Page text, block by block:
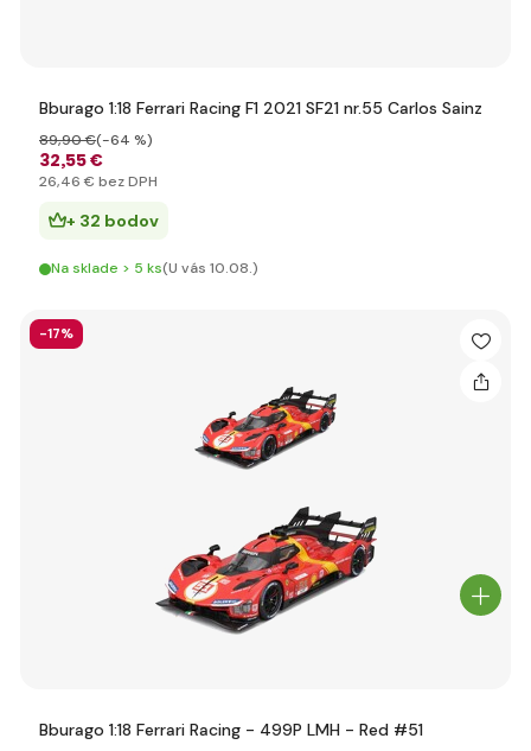
Bburago 1:18 Ferrari Racing F1 2021 SF21 nr.55 Carlos Sainz
32,55 €
89,90 €(-64 %)
26,46 € bez DPH
+ 32 bodov
Na sklade > 5 ks(U vás 10.08.)
-17%
Bburago 1:18 Ferrari Racing - 499P LMH - Red #51